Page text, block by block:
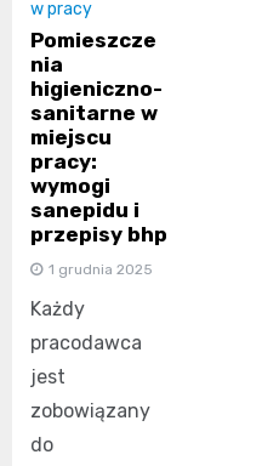
w pracy
Pomieszcze
nia
higieniczno-
sanitarne w
miejscu
pracy:
wymogi
sanepidu i
przepisy bhp
1 grudnia 2025
Każdy
pracodawca
jest
zobowiązany
do